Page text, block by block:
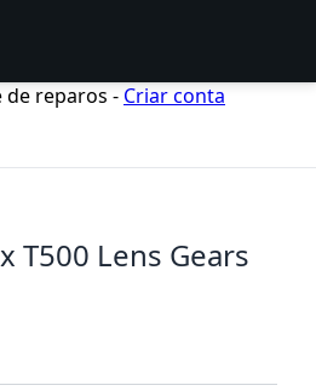
de reparos - Criar conta
T500 Lens Gears